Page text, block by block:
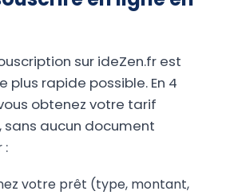
sur ideZen.fr est
plus rapide possible. En 4
obtenez votre tarif
aucun document
:
votre prêt (type, montant,